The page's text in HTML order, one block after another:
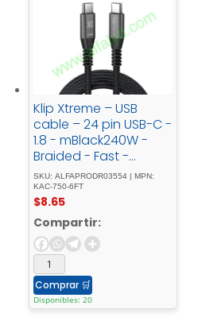
Klip Xtreme – USB
cable – 24 pin USB-C -
1.8 - mBlack240W -
Braided - Fast -
Charging
SKU: ALFAPRODR03554 | MPN:
KAC-750-6FT
$8.65
Compartir:
Comprar 🛒
Disponibles: 20